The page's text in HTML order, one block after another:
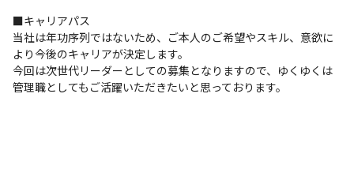
■キャリアパス
当社は年功序列ではないため、ご本人のご希望やスキル、意欲に
より今後のキャリアが決定します。
今回は次世代リーダーとしての募集となりますので、ゆくゆくは
管理職としてもご活躍いただきたいと思っております。